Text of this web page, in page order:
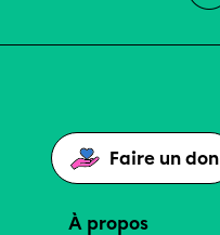
Faire un don
À propos